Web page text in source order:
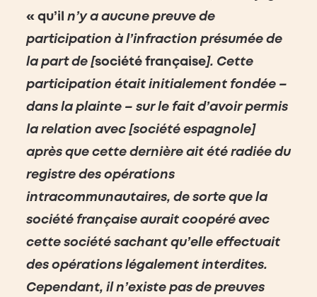
« qu’il n’y a aucune preuve de
participation à l’infraction présumée de
la part de [société française]. Cette
participation était initialement fondée –
dans la plainte – sur le fait d’avoir permis
la relation avec [société espagnole]
après que cette dernière ait été radiée du
registre des opérations
intracommunautaires, de sorte que la
société française aurait coopéré avec
cette société sachant qu’elle effectuait
des opérations légalement interdites.
Cependant, il n’existe pas de preuves